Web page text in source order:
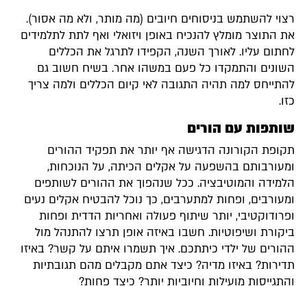
רצוי להשתמש בניסוחים חיובים (מה מותר, ולא מה אסור).
את התוצר מומלץ להנכיח באופן ויזואלי ואף לתת לתלמידים
לחתום עליו. לאורך השנה, הקפידו לתרגל את הכללים
השונים והתמקדו כל פעם במשהו אחר. בשיח חשוב גם
להתייחס למה תהיה התגובה לאי קיום הכללים ולמה צריך
כזו.
שותפות עם הורים
תקופת הקורונה הדגישה אף יותר את תפקיד ההורים
ומעורבותם בהשפעה על אקלים הכיתה, על הנוכחות,
הלמידה והמוטיבציה. ככל שנהפוך את ההורים לשותפים
ומעורבים, ופחות למתערבים, כך נוכל להבטיח אקלים נעים
ופרודוקטיבי, יותר שיתוף פעולה ואחריות הדדית ופחות
ביקורת ושיפוטיות. חשבו באיזה אופן תרצו להתנהל מול
ההורים של ילדי כיתתכם. איך תשמרו איתם על קשר? באיזו
תדירות? באיזו מדיה? כיצד אתם מקבלים מהם תגובתיות
והתגייסות מועילות וחיוביות יותר? כיצד פחות?